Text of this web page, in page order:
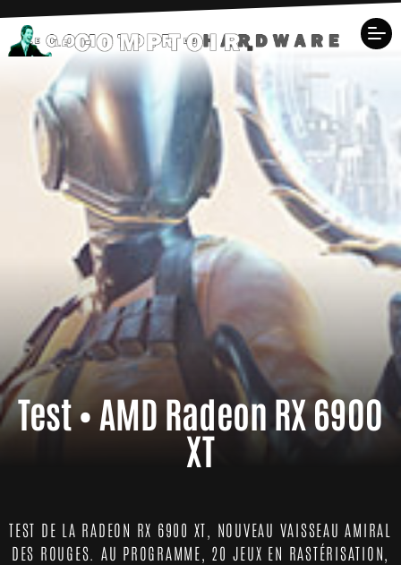
Test • AMD Radeon RX 6900
XT
TEST DE LA RADEON RX 6900 XT, NOUVEAU VAISSEAU AMIRAL
DES ROUGES. AU PROGRAMME, 20 JEUX EN RASTÉRISATION,